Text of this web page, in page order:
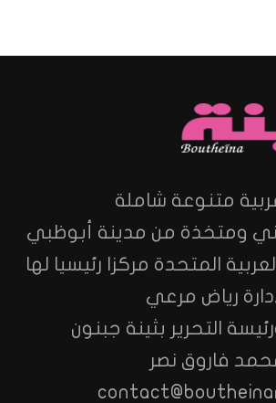
متنوعة شاملة
ومتخذة من مدينة أبوظبي
المتحدة مركزا رئيسيا لها
رياض مرعي
التحرير بثينة جبنون
فاروق نصر